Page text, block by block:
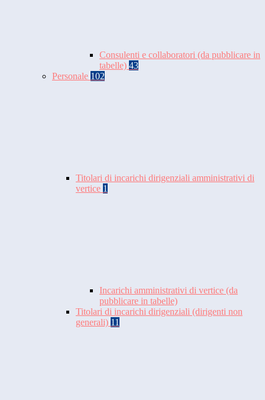
Consulenti e collaboratori (da pubblicare in
tabelle) 43
Personale 102
Titolari di incarichi dirigenziali amministrativi di
vertice 1
Incarichi amministrativi di vertice (da
pubblicare in tabelle)
Titolari di incarichi dirigenziali (dirigenti non
generali) 11